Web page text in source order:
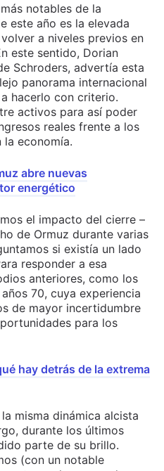
notables de la
este año es la elevada
a niveles previos en
este sentido, Dorian
Schroders, advertía esta
panorama internacional
hacerlo con criterio.
activos para así poder
reales frente a los
la economía.
abre nuevas
energético
el impacto del cierre –
de Ormuz durante varias
si existía un lado
responder a esa
anteriores, como los
70, cuya experiencia
de mayor incertidumbre
para los
hay detrás de la extrema
misma dinámica alcista
durante los últimos
parte de su brillo.
(con un notable